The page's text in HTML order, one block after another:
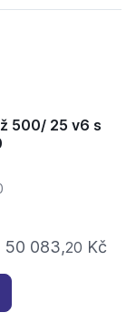
500/ 25 v6 s
50 083,20 Kč